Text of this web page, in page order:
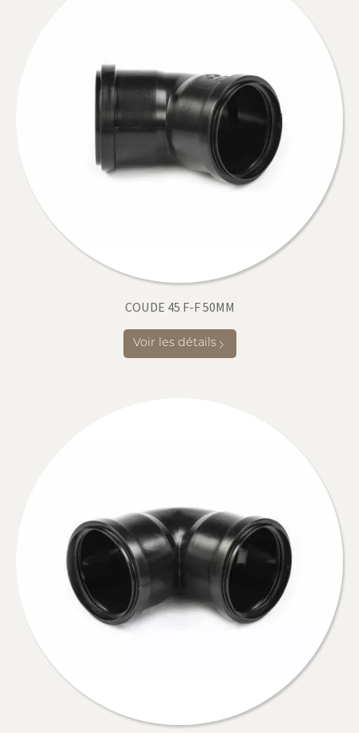
COUDE 45 F-F 50MM
Voir les détails